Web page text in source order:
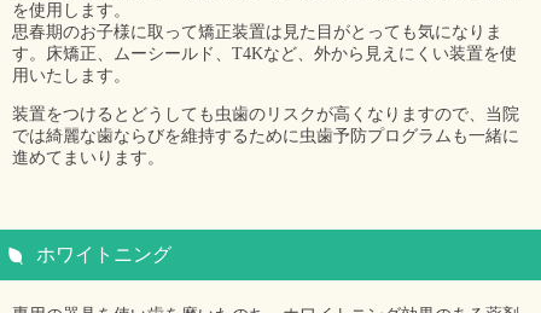
を使用します。
思春期のお子様に取って矯正装置は見た目がとっても気になりま
す。床矯正、ムーシールド、T4Kなど、外から見えにくい装置を使
用いたします。
装置をつけるとどうしても虫歯のリスクが高くなりますので、当院
では綺麗な歯ならびを維持するために虫歯予防プログラムも一緒に
進めてまいります。
ホワイトニング